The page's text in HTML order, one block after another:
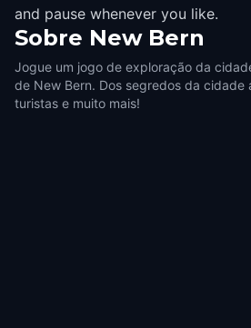
and pause whenever you like.
Sobre New Bern
Jogue um jogo de exploração da
de New Bern. Dos segredos da cidade
turistas e muito mais!